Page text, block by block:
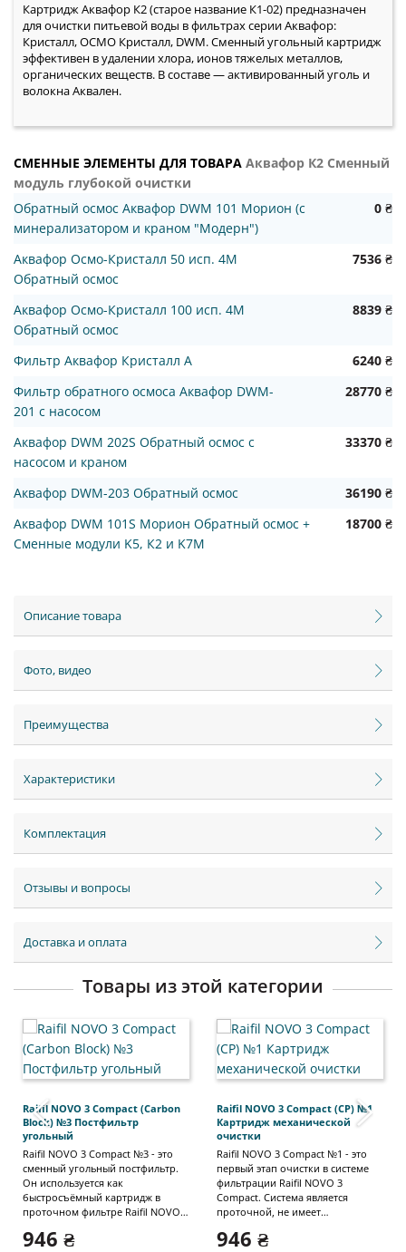
Картридж Аквафор К2 (старое название К1-02) предназначен
для очистки питьевой воды в фильтрах серии Аквафор:
Кристалл, ОСМО Кристалл, DWM. Сменный угольный картридж
эффективен в удалении хлора, ионов тяжелых металлов,
органических веществ. В составе — активированный уголь и
волокна Аквален.
СМЕННЫЕ ЭЛЕМЕНТЫ ДЛЯ ТОВАРА Аквафор К2 Сменный
модуль глубокой очистки
Обратный осмос Аквафор DWM 101 Морион (с
минерализатором и краном "Модерн")
0 ₴
Аквафор Осмо-Кристалл 50 исп. 4M
Обратный осмос
7536 ₴
Аквафор Осмо-Кристалл 100 исп. 4M
Обратный осмос
8839 ₴
Фильтр Аквафор Кристалл А
6240 ₴
Фильтр обратного осмоса Аквафор DWM-
201 с насосом
28770 ₴
Аквафор DWM 202S Обратный осмос с
насосом и краном
33370 ₴
Аквафор DWM-203 Обратный осмос
36190 ₴
Аквафор DWM 101S Морион Обратный осмос +
Сменные модули K5, К2 и K7M
18700 ₴
Описание товара
Фото, видео
Преимущества
Характеристики
Комплектация
Отзывы и вопросы
Доставка и оплата
Товары из этой категории
Raifil NOVO 3 Compact (Carbon
Block) №3 Постфильтр
угольный
Raifil NOVO 3 Compact №3 - это
сменный угольный постфильтр.
Он используется как
быстросъёмный картридж в
проточном фильтре Raifil NOVO 3
элементы просты в замене,
946 ₴
Raifil NOVO 3 Compact (CP) №1
Картридж механической
очистки
Raifil NOVO 3 Compact №1 - это
первый этап очистки в системе
фильтрации Raifil NOVO 3
Compact. Система является
проточной, не имеет
считается упрощенной версией
946 ₴
‹ ›